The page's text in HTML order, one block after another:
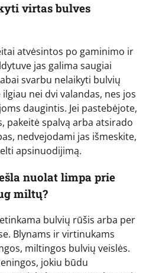
virtas bulves
atvėsintos po gaminimo ir
jas galima saugiai
svarbu nelaikyti bulvių
nei dvi valandas, nes jos
daugintis. Jei pastebėjote,
pakeitė spalvą arba atsirado
nedvejodami jas išmeskite,
apsinuodijimą.
nuolat limpa prie
miltų?
bulvių rūšis arba per
Blynams ir virtinukams
miltingos bulvių veislės.
jokiu būdu